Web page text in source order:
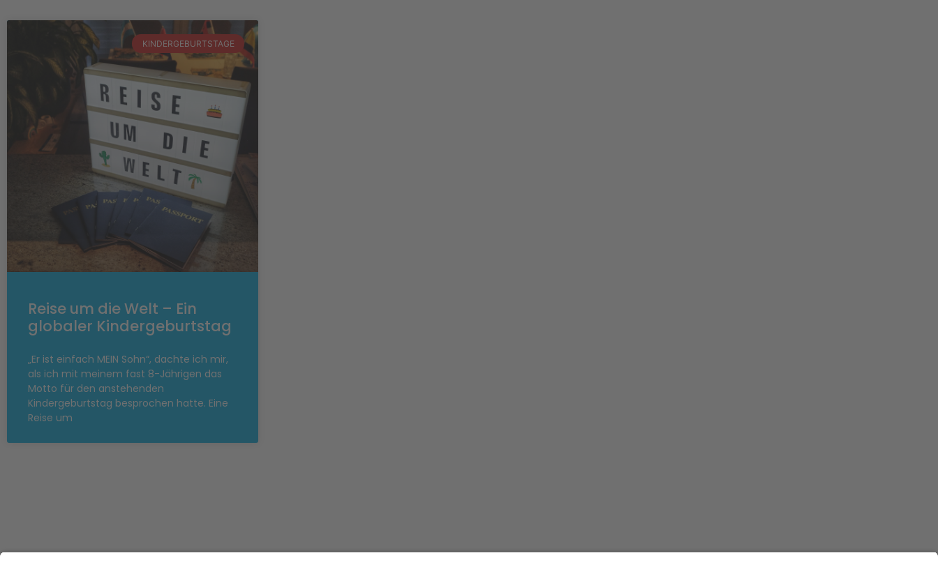
KINDERGEBURTSTAGE
Reise um die Welt – Ein
globaler Kindergeburtstag
„Er ist einfach MEIN Sohn“, dachte ich mir,
als ich mit meinem fast 8-Jährigen das
Motto für den anstehenden
Kindergeburtstag besprochen hatte. Eine
Reise um